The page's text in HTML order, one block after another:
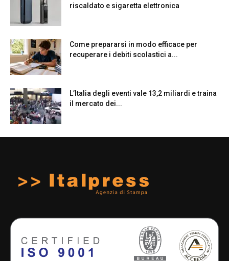
riscaldato e sigaretta elettronica
Come prepararsi in modo efficace per
recuperare i debiti scolastici a...
L’Italia degli eventi vale 13,2 miliardi e traina
il mercato dei...